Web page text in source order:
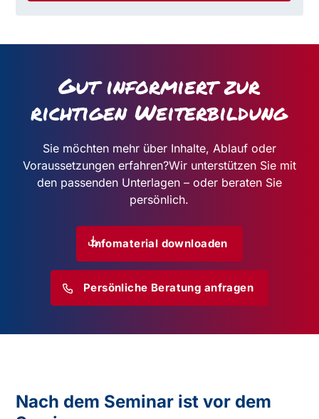
Gut informiert zur
richtigen Weiterbildung
Sie möchten mehr über Inhalte, Ablauf oder
Voraussetzungen erfahren?Wir unterstützen Sie mit
den passenden Unterlagen – oder beraten Sie
persönlich.
Infomaterial downloaden
Persönliche Beratung anfragen
Nach dem Seminar ist vor dem